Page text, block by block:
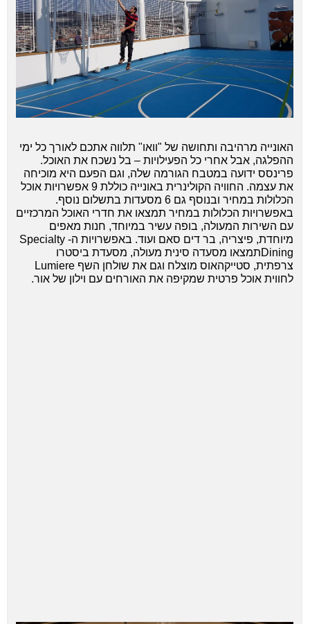
האונייה מרהיבה ותחושה של "וואו" תלווה אתכם לאורך כל ימי
ההפלגה, אבל אחרי כל הפעילויות – בל נשכח את האוכל.
פרינסס ידועה במטבח הגורמה שלה, וגם הפעם היא מוכיחה
את עצמה. החוויה הקולינרית באונייה כוללת 9 אפשרויות אוכל
הכלולות במחיר ובנוסף גם 6 מסעדות בתשלום נוסף.
באפשרויות הכלולות במחיר תמצאו את חדרי האוכל המרכזיים
עם השירות המעולה, בופה עשיר במיוחד, חנות מאפים
מיוחדת, פיצריה, בר דים סאם ועוד. באפשרויות ה- Specialty
Diningתמצאו מסעדה סינית מעולה, מסעדת ביסטרו
צרפתית, סטייקהאוס מוצלח וגם את שולחן השף Lumiere
לחווית אוכל פרטית שמקיפה את האורחים עם וילון של אור.